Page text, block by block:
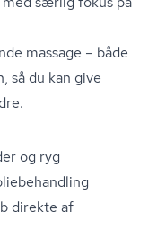
massage – både
så du kan give
og ryg
direkte af